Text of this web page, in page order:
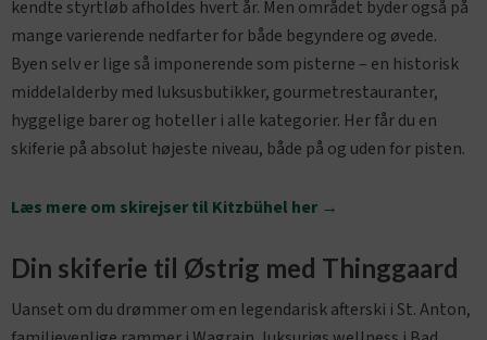
kendte styrtløb afholdes hvert år. Men området byder også på
mange varierende nedfarter for både begyndere og øvede.
Byen selv er lige så imponerende som pisterne – en historisk
middelalderby med luksusbutikker, gourmetrestauranter,
hyggelige barer og hoteller i alle kategorier. Her får du en
skiferie på absolut højeste niveau, både på og uden for pisten.
Læs mere om skirejser til Kitzbühel her →
Din skiferie til Østrig med Thinggaard
Uanset om du drømmer om en legendarisk afterski i St. Anton,